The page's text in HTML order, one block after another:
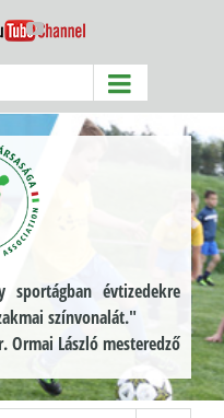
YouTube
sportágban évtizedekre
színvonalát."
Ormai László mesteredző